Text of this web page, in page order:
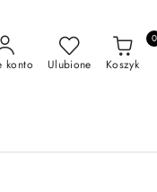
konto Ulubione Koszyk
0